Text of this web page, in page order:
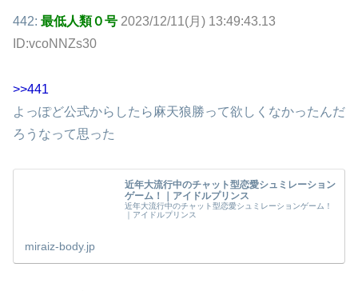
442: 最低人類０号 2023/12/11(月) 13:49:43.13
ID:vcoNNZs30
>>441
よっぽど公式からしたら麻天狼勝って欲しくなかったんだ
ろうなって思った
近年大流行中のチャット型恋愛シュミレーション
ゲーム！｜アイドルプリンス
近年大流行中のチャット型恋愛シュミレーションゲーム！
｜アイドルプリンス
miraiz-body.jp